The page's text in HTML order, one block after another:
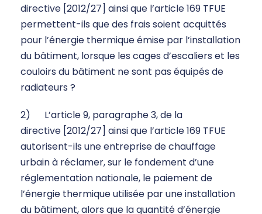
directive [2012/27] ainsi que l’article 169 TFUE
permettent-ils que des frais soient acquittés
pour l’énergie thermique émise par l’installation
du bâtiment, lorsque les cages d’escaliers et les
couloirs du bâtiment ne sont pas équipés de
radiateurs ?
2) L’article 9, paragraphe 3, de la
directive [2012/27] ainsi que l’article 169 TFUE
autorisent-ils une entreprise de chauffage
urbain à réclamer, sur le fondement d’une
réglementation nationale, le paiement de
l’énergie thermique utilisée par une installation
du bâtiment, alors que la quantité d’énergie